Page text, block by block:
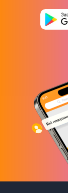
Дисплей
Сенсорний
Особливості
Щільність
Завжди
На 40%